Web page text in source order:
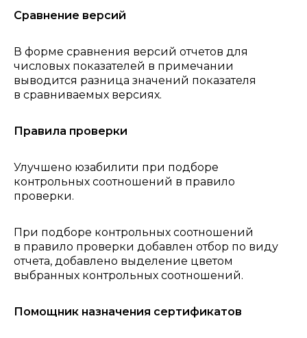
Сравнение версий
В форме сравнения версий отчетов для
числовых показателей в примечании
выводится разница значений показателя
в сравниваемых версиях.
Правила проверки
Улучшено юзабилити при подборе
контрольных соотношений в правило
проверки.
При подборе контрольных соотношений
в правило проверки добавлен отбор по виду
отчета, добавлено выделение цветом
выбранных контрольных соотношений.
Помощник назначения сертификатов